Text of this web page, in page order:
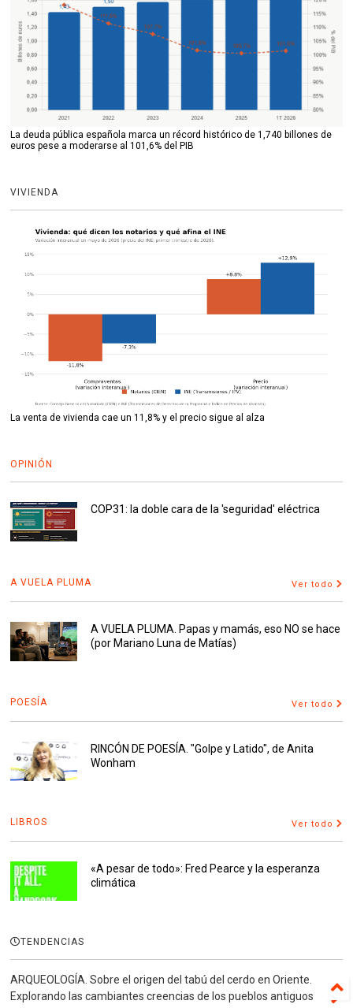
La deuda pública española marca un récord histórico de 1,740 billones de
euros pese a moderarse al 101,6% del PIB
VIVIENDA
La venta de vivienda cae un 11,8% y el precio sigue al alza
OPINIÓN
COP31: la doble cara de la 'seguridad' eléctrica
A VUELA PLUMA Ver todo
A VUELA PLUMA. Papas y mamás, eso NO se hace
(por Mariano Luna de Matías)
POESÍA Ver todo
RINCÓN DE POESÍA. "Golpe y Latido", de Anita
Wonham
LIBROS Ver todo
«A pesar de todo»: Fred Pearce y la esperanza
climática
TENDENCIAS
ARQUEOLOGÍA. Sobre el origen del tabú del cerdo en Oriente.
Explorando las cambiantes creencias de los pueblos antiguos